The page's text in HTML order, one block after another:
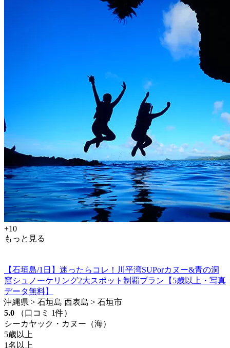
+10
もっと見る
【石垣島/1日】迷ったらコレ！川平湾SUPorカヌー&青の洞
窟シュノーケリング2大スポット制覇プラン【5歳以上・写真
データ無料】
沖縄県 > 石垣島 西表島 > 石垣市
5.0
（口コミ 1件）
シーカヤック・カヌー（海）
5歳以上
1名以上